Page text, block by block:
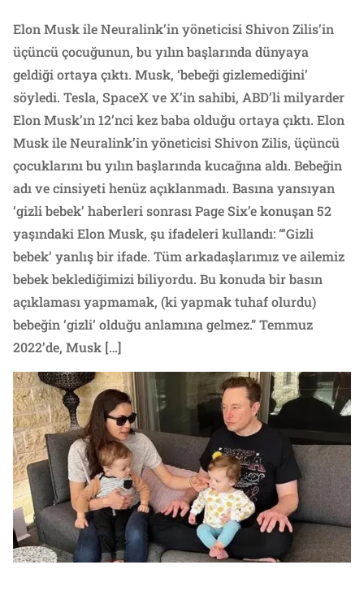
Elon Musk ile Neuralink’in yöneticisi Shivon Zilis’in
üçüncü çocuğunun, bu yılın başlarında dünyaya
geldiği ortaya çıktı. Musk, ‘bebeği gizlemediğini’
söyledi. Tesla, SpaceX ve X’in sahibi, ABD’li milyarder
Elon Musk’ın 12’nci kez baba olduğu ortaya çıktı. Elon
Musk ile Neuralink’in yöneticisi Shivon Zilis, üçüncü
çocuklarını bu yılın başlarında kucağına aldı. Bebeğin
adı ve cinsiyeti henüz açıklanmadı. Basına yansıyan
‘gizli bebek’ haberleri sonrası Page Six’e konuşan 52
yaşındaki Elon Musk, şu ifadeleri kullandı: “‘Gizli
bebek’ yanlış bir ifade. Tüm arkadaşlarımız ve ailemiz
bebek beklediğimizi biliyordu. Bu konuda bir basın
açıklaması yapmamak, (ki yapmak tuhaf olurdu)
bebeğin ‘gizli’ olduğu anlamına gelmez.” Temmuz
2022’de, Musk […]